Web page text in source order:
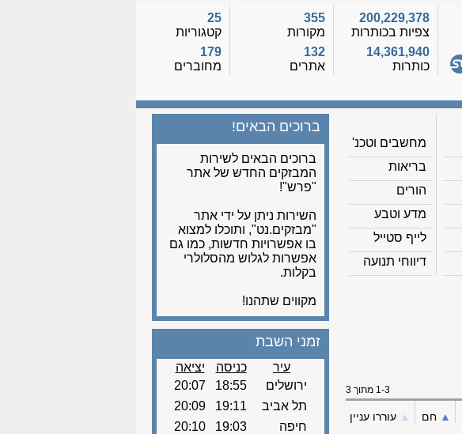
200,229,378
צפיות בכותרות
14,361,940
כותרות
355
מקורות
132
אתרים
25
קטגוריות
179
מחוברים
מחשבים וטכנ'
בריאות
הורים
מדע וטבע
לייף סטייל
דיווחי תנועה
ברוכים הבאים!
ברוכים הבאים לשירות
המבזקים החדש של אתר
"פרש"!
השירות ניתן על ידי אתר
"מבזקים.נט", ותוכלו למצוא
בו אפשרויות חדשות, כמו גם
אפשרות לגלוש מהסלולרי
בקלות.
מקווים שתהנו!
1-3 מתוך 3
▲︎ חם ▲︎ עוררו עניין
זמני השבת
עיר כניסה
יציאה
ירושלים
18:55
20:07
תל אביב
19:11
20:09
חיפה
19:03
20:10